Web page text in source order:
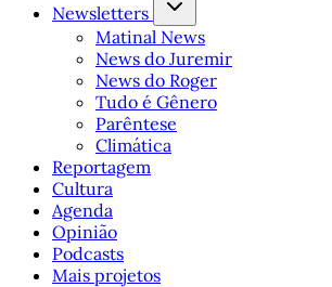
Newsletters
Matinal News
News do Juremir
News do Roger
Tudo é Gênero
Parêntese
Climática
Reportagem
Cultura
Agenda
Opinião
Podcasts
Mais projetos